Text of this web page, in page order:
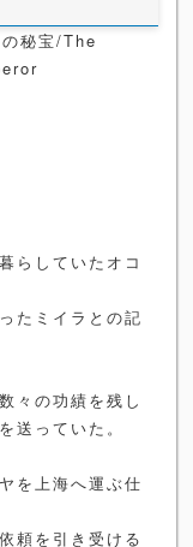
秘宝/The
らしていたオコ
たミイラとの記
々の功績を残し
送っていた。
を上海へ運ぶ仕
頼を引き受ける